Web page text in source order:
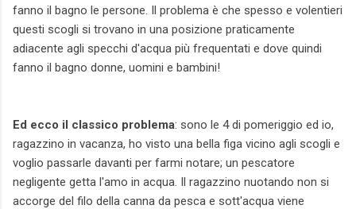
fanno il bagno le persone. Il problema è che spesso e volentieri
questi scogli si trovano in una posizione praticamente
adiacente agli specchi d'acqua più frequentati e dove quindi
fanno il bagno donne, uomini e bambini!
Ed ecco il classico problema: sono le 4 di pomeriggio ed io,
ragazzino in vacanza, ho visto una bella figa vicino agli scogli e
voglio passarle davanti per farmi notare; un pescatore
negligente getta l'amo in acqua. Il ragazzino nuotando non si
accorge del filo della canna da pesca e sott'acqua viene